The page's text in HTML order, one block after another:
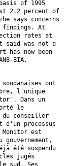
basis of 1995
2.2 percent of
says concerns
findings. At
rates at
said was not a
has now been
BIA,
ont
l'unique
Dans un
le
du conseiller
processus
Monitor est
gouvernement,
été suspendu
jugés
sud. Ses